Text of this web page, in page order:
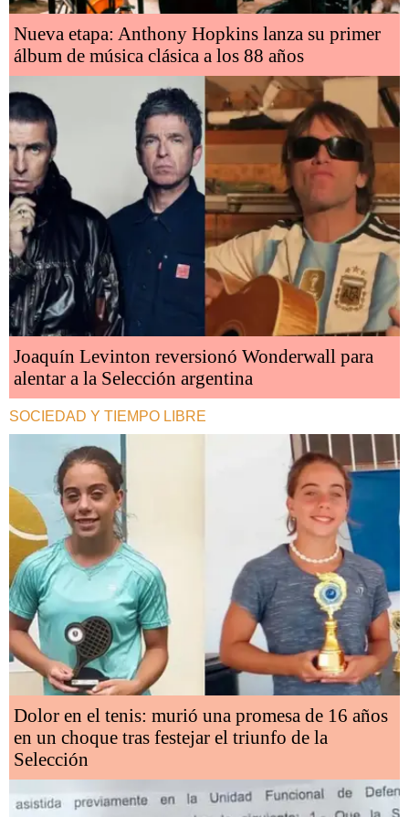
Nueva etapa: Anthony Hopkins lanza su primer
álbum de música clásica a los 88 años
Joaquín Levinton reversionó Wonderwall para
alentar a la Selección argentina
SOCIEDAD Y TIEMPO LIBRE
Dolor en el tenis: murió una promesa de 16 años
en un choque tras festejar el triunfo de la
Selección